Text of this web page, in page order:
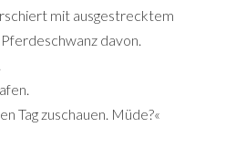
mit ausgestrecktem
davon.
Tag zuschauen. Müde?«